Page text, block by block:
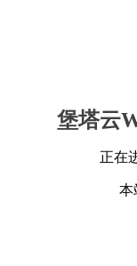
堡塔云
正在
本